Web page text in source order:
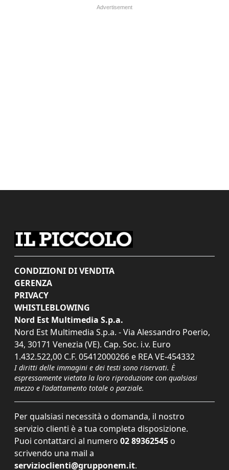
CONDIZIONI DI VENDITA
GERENZA
PRIVACY
WHISTLEBLOWING
Nord Est Multimedia S.p.a.
Nord Est Multimedia S.p.a. - Via Alessandro Poerio,
34, 30171 Venezia (VE). Cap. Soc. i.v. Euro
1.432.522,00 C.F. 05412000266 e REA VE-454332
I diritti delle immagini e dei testi sono riservati. È
espressamente vietata la loro riproduzione con qualsiasi
mezzo e l'adattamento totale o parziale.
Per qualsiasi necessità o domanda, il nostro
servizio clienti è a tua completa disposizione.
Puoi contattarci al numero 02 89362545 o
scrivendo una mail a
servizioclienti@grupponem.it.